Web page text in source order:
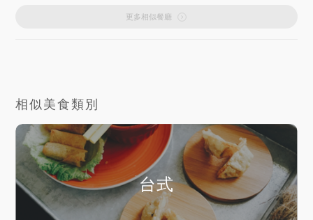
更多相似餐廳
相似美食類別
台式